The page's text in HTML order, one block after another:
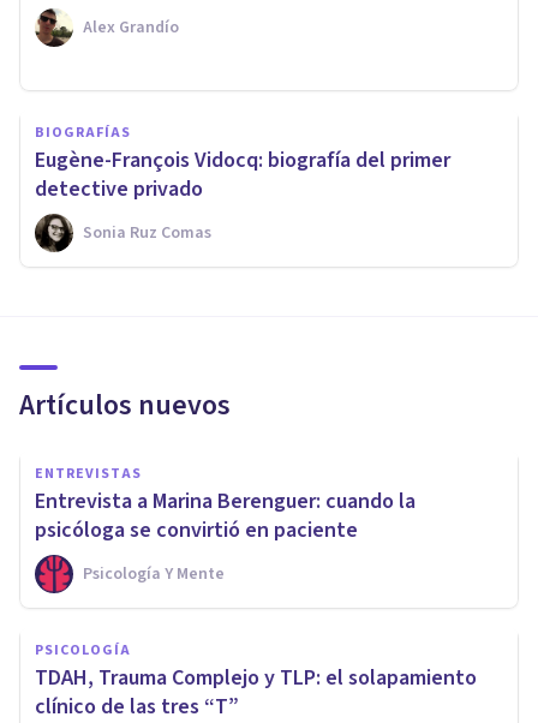
Alex Grandío
BIOGRAFÍAS
Eugène-François Vidocq: biografía del primer
detective privado
Sonia Ruz Comas
Artículos nuevos
ENTREVISTAS
Entrevista a Marina Berenguer: cuando la
psicóloga se convirtió en paciente
Psicología Y Mente
PSICOLOGÍA
TDAH, Trauma Complejo y TLP: el solapamiento
clínico de las tres “T”